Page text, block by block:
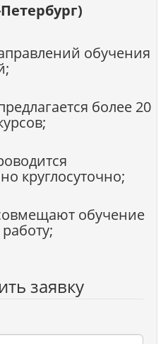
обучения
более 20
круглосуточно;
обучение
заявку